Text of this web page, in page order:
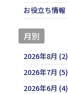
お役立ち情報
月別
2026年8月 (2)
2026年7月 (5)
2026年6月 (4)